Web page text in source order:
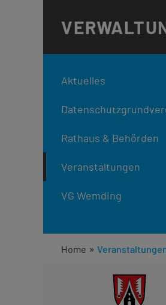
Aktuelles
Rathaus & Behörden
Veranstaltungen
VG Wemding
Home »